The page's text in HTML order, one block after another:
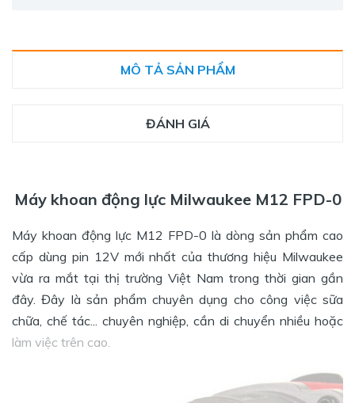
MÔ TẢ SẢN PHẨM
ĐÁNH GIÁ
Máy khoan động lực Milwaukee M12 FPD-0
Máy khoan động lực M12 FPD-0 là dòng sản phẩm cao
cấp dùng pin 12V mới nhất của thương hiệu Milwaukee
vừa ra mắt tại thị trường Việt Nam trong thời gian gần
đây. Đây là sản phẩm chuyên dụng cho công việc sữa
chữa, chế tác... chuyên nghiệp, cần di chuyển nhiều hoặc
làm việc trên cao.